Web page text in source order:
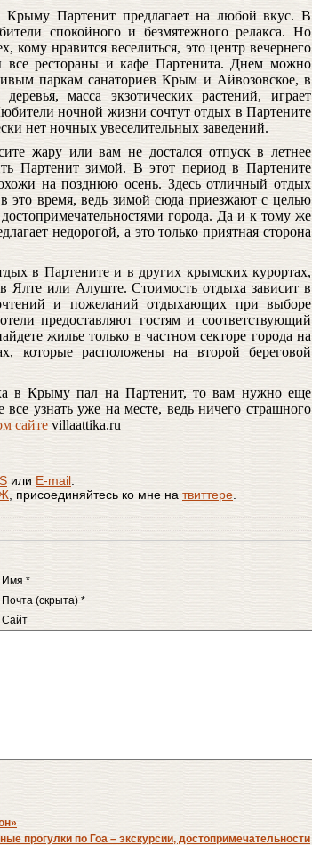
Крыму Партенит предлагает на любой вкус. В
спокойного и безмятежного релакса. Но
кому нравится веселиться, это центр вечернего
все рестораны и кафе Партенита. Днем можно
паркам санаториев Крым и Айвозовское, в
масса экзотических растений, играет
ночной жизни сочтут отдых в Партените
нет ночных увеселительных заведений.
жару или вам не достался отпуск в летнее
Партенит зимой. В этот период в Партените
на позднюю осень. Здесь отличный отдых
это время, ведь зимой сюда приезжают с целью
города. Да и к тому же
недорогой, а это только приятная сторона
в Партените и в других крымских курортах,
Ялте или Алуште. Стоимость отдыха зависит в
и пожеланий отдыхающих при выборе
предоставляют гостям и соответствующий
жилье только в частном секторе города на
которые расположены на второй береговой
в Крыму пал на Партенит, то вам нужно еще
узнать уже на месте, ведь ничего страшного
сайте villaattika.ru
или E-mail
, присоединяйтесь ко мне на твиттере
Имя *
Почта (скрыта) *
Сайт
прогулки по Гоа – экскурсии, достопримечательности